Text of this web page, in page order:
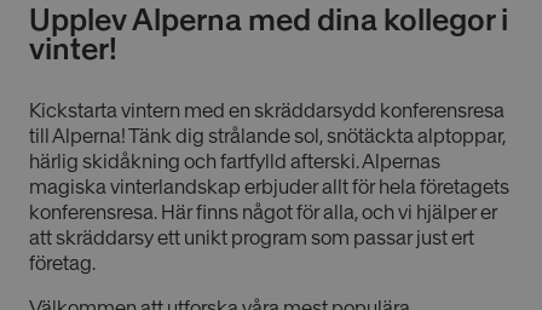
Upplev Alperna med dina kollegor i
vinter!
Kickstarta vintern med en skräddarsydd konferensresa
till Alperna! Tänk dig strålande sol, snötäckta alptoppar,
härlig skidåkning och fartfylld afterski. Alpernas
magiska vinterlandskap erbjuder allt för hela företagets
konferensresa. Här finns något för alla, och vi hjälper er
att skräddarsy ett unikt program som passar just ert
företag.